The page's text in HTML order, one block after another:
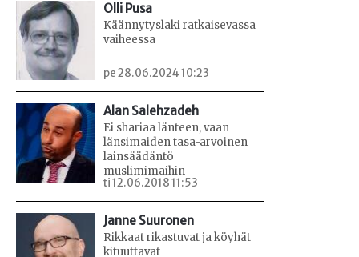
Olli Pusa
Käännytyslaki ratkaisevassa
vaiheessa
pe 28.06.2024 10:23
Alan Salehzadeh
Ei shariaa länteen, vaan
länsimaiden tasa-arvoinen
lainsäädäntö
muslimimaihin
ti 12.06.2018 11:53
Janne Suuronen
Rikkaat rikastuvat ja köyhät
kituuttavat